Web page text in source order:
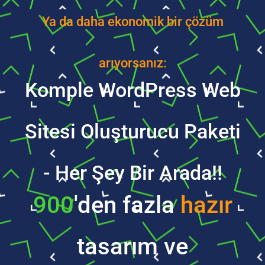
Ya da daha ekonomik bir çözüm
arıyorsanız:
Komple WordPress Web
Sitesi Oluşturucu Paketi
- Her Şey Bir Arada!!
900'den fazlahazır
tasarım ve